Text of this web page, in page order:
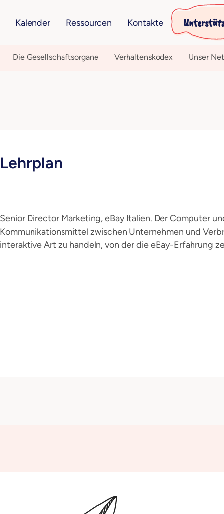
Kalender Ressourcen Kontakte
Die Gesellschaftsorgane Verhaltenskodex Unser
Lehrplan
Senior Director Marketing, eBay Italien. Der Computer
Kommunikationsmittel zwischen Unternehmen und
interaktive Art zu handeln, von der die eBay-Erfahrung